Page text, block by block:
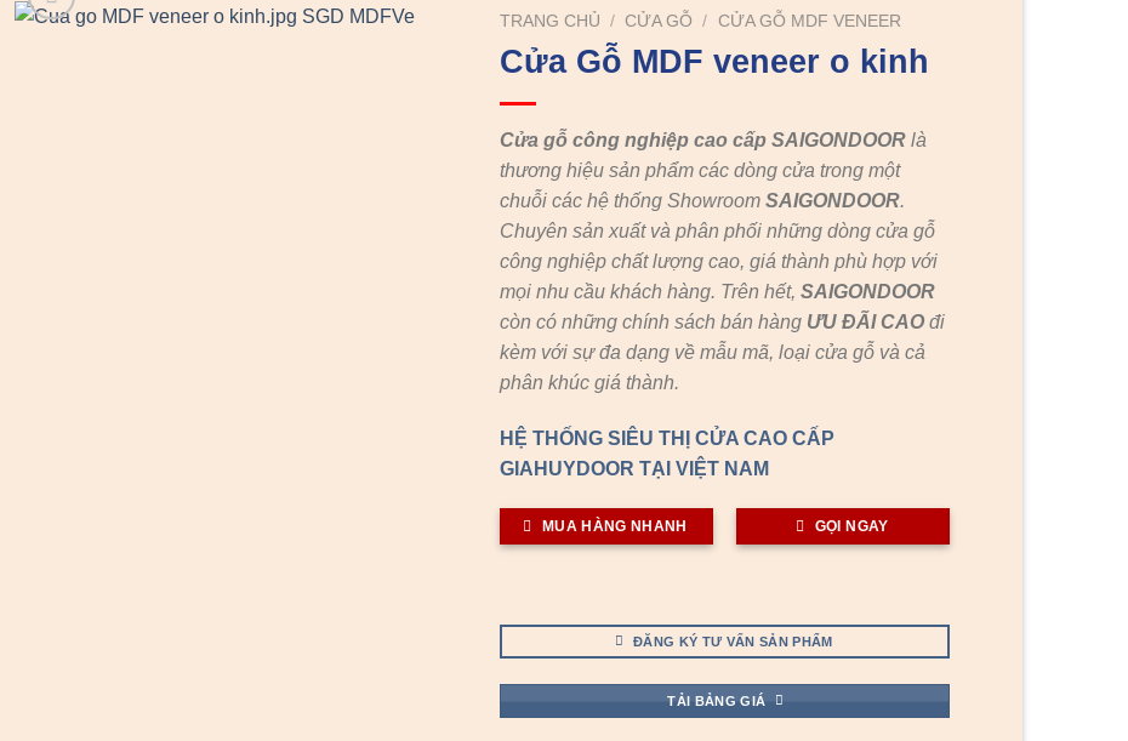
TRANG CHỦ / CỬA GỖ / CỬA GỖ MDF VENEER
Cửa Gỗ MDF veneer o kinh
Cửa gỗ công nghiệp cao cấp SAIGONDOOR là
thương hiệu sản phẩm các dòng cửa trong một
chuỗi các hệ thống ShowroomSAIGONDOOR.
Chuyên sản xuất và phân phối những dòng cửa gỗ
công nghiệp chất lượng cao, giá thành phù hợp với
mọi nhu cầu khách hàng. Trên hết,SAIGONDOOR
còn có những chính sách bán hàng ƯU ĐÃI CAOđi
kèm với sự đa dạng về mẫu mã, loại cửa gỗ và cả
phân khúc giá thành.
HỆ THỐNG SIÊU THỊ CỬA CAO CẤP
GIAHUYDOOR TẠI VIỆT NAM
MUA HÀNG NHANH GỌI NGAY
ĐĂNG KÝ TƯ VẤN SẢN PHẨM
TẢI BẢNG GIÁ